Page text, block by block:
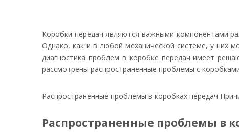
Коробки передач являются важными компонентами
Однако, как и в любой механической системе, у них
диагностика проблем в коробке передач имеет
рассмотрены распространенные проблемы с
Распространенные проблемы в коробках передач
Распространенные проблемы в